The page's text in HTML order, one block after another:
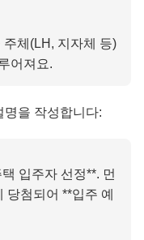
체(LH, 지자체 등)
어져요.
명을 작성합니다:
입주자 선정**. 먼
당첨되어 **입주 예